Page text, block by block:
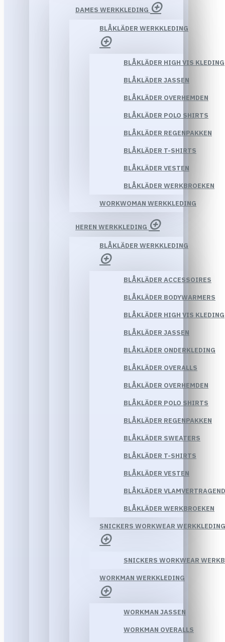
DAMES WERKKLEDING
BLÅKLÄDER WERKKLEDING
BLÅKLÄDER HIGH VIS KLEDING
BLÅKLÄDER JASSEN
BLÅKLÄDER OVERHEMDEN
BLÅKLÄDER POLO SHIRTS
BLÅKLÄDER REGENPAKKEN
BLÅKLÄDER T-SHIRTS
BLÅKLÄDER VESTEN
BLÅKLÄDER WERKBROEKEN
WORKWOMAN WERKKLEDING
HEREN WERKKLEDING
BLÅKLÄDER WERKKLEDING
BLÅKLÄDER ACCESSOIRES
BLÅKLÄDER BODYWARMERS
BLÅKLÄDER HIGH VIS KLEDING
BLÅKLÄDER JASSEN
BLÅKLÄDER ONDERKLEDING
BLÅKLÄDER OVERALLS
BLÅKLÄDER OVERHEMDEN
BLÅKLÄDER POLO SHIRTS
BLÅKLÄDER REGENPAKKEN
BLÅKLÄDER SWEATERS
BLÅKLÄDER T-SHIRTS
BLÅKLÄDER VESTEN
BLÅKLÄDER
BLÅKLÄDER WERKBROEKEN
SNICKERS WORKWEAR WERKKLEDING
SNICKERS WORKWEAR
WORKMAN WERKKLEDING
WORKMAN JASSEN
WORKMAN OVERALLS